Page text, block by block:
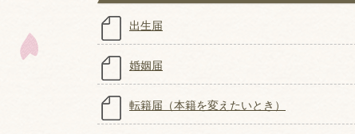
出生届
婚姻届
転籍届（本籍を変えたいとき）